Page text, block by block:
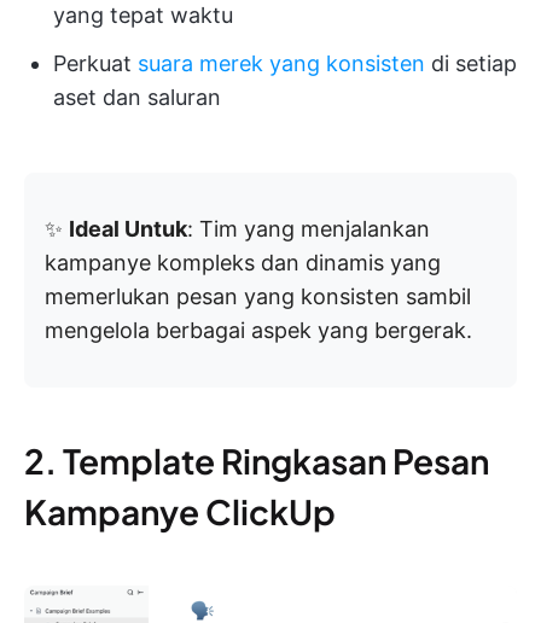
yang tepat waktu
Perkuat suara merek yang konsisten di setiap
aset dan saluran
✨ Ideal Untuk: Tim yang menjalankan
kampanye kompleks dan dinamis yang
memerlukan pesan yang konsisten sambil
mengelola berbagai aspek yang bergerak.
2. Template Ringkasan Pesan
Kampanye ClickUp